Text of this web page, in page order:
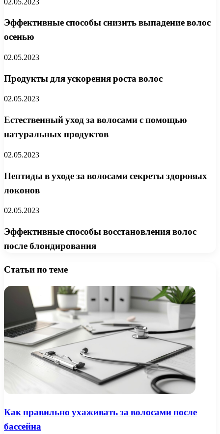
Эффективные способы снизить выпадение волос
осенью
02.05.2023
Продукты для ускорения роста волос
02.05.2023
Естественный уход за волосами с помощью
натуральных продуктов
02.05.2023
Пептиды в уходе за волосами секреты здоровых
локонов
02.05.2023
Эффективные способы восстановления волос
после блондирования
Статьи по теме
Как правильно ухаживать за волосами после
бассейна